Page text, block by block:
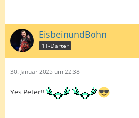
EisbeinundBohn
11-Darter
30. Januar 2025 um 22:38
Yes Peter!!